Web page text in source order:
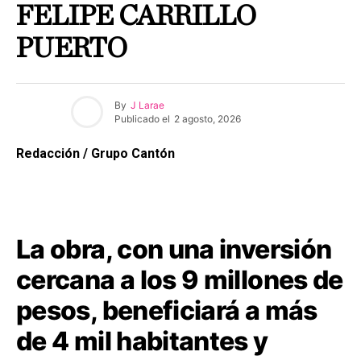
FELIPE CARRILLO
PUERTO
By J Larae
Publicado el 2 agosto, 2026
Redacción / Grupo Cantón
La obra, con una inversión
cercana a los 9 millones de
pesos, beneficiará a más
de 4 mil habitantes y